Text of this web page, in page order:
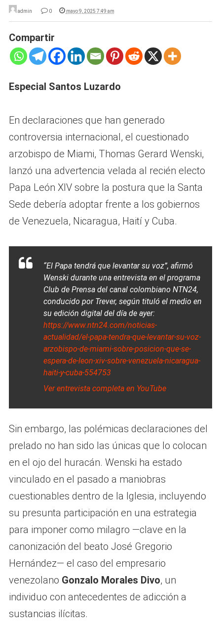
admin 0 mayo 9, 2025 7:49 am
Compartir
Especial Santos Luzardo
En declaraciones que han generado
controversia internacional, el cuestionado
arzobispo de Miami, Thomas Gerard Wenski,
lanzó una advertencia velada al recién electo
Papa León XIV sobre la postura que la Santa
Sede debería adoptar frente a los gobiernos
de Venezuela, Nicaragua, Haití y Cuba.
“El Papa tendrá que levantar su voz”, afirmó
Wenski durante una entrevista en el programa
Club de Prensadel canal colombiano NTN24,
conducido por Trever, según tituló el medio en
su edición digital del día de ayer:
https://www.ntn24.com/noticias-
actualidad/el-papa-tendra-que-levantar-su-voz-
arzobispo-de-miami-sobre-posicion-que-se-
espera-de-leon-xiv-sobre-venezuela-nicaragua-
haiti-y-cuba-554753
Ver entrevista completa en YouTube
Sin embargo, las polémicas declaraciones del
prelado no han sido las únicas que lo colocan
en el ojo del huracán. Wenski ha estado
vinculado en el pasado a maniobras
cuestionables dentro de la Iglesia, incluyendo
su presunta participación en una estrategia
para imponer como milagro —clave en la
canonización del beato José Gregorio
Hernández— el caso del empresario
venezolano Gonzalo Morales Divo, un
individuo con antecedentes de adicción a
sustancias ilícitas.